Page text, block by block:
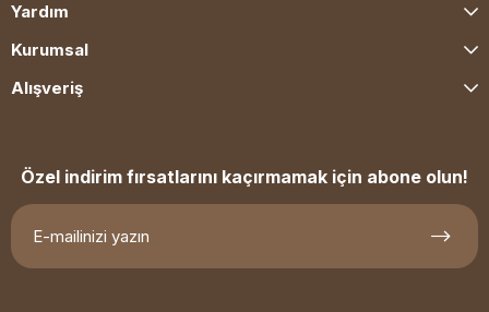
Yardım
Kurumsal
Alışveriş
Özel indirim fırsatlarını kaçırmamak için abone olun!